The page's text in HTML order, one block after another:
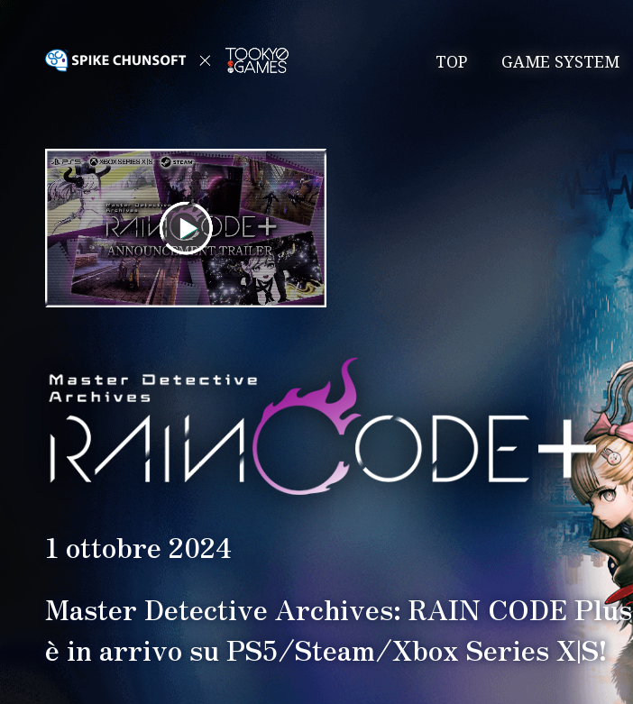
TOP GAME SYSTEM
1 ottobre 2024
Master Detective Archives: RAIN CODE Plus
è in arrivo su PS5/Steam/Xbox Series X|S!